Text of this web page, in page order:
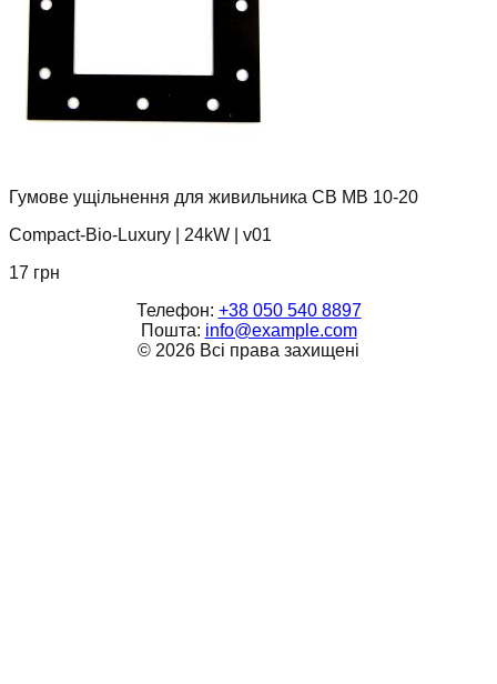
Гумове ущільнення для живильника CB MB 10-20
Compact-Bio-Luxury
24kW
v01
17 грн
Телефон: +38 050 540 8897
Пошта: info@example.com
© 2026 Всі права захищені